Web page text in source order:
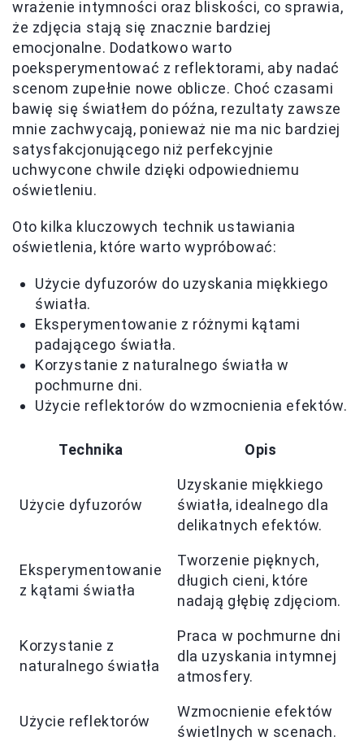
wrażenie intymności oraz bliskości, co sprawia,
że zdjęcia stają się znacznie bardziej
emocjonalne. Dodatkowo warto
poeksperymentować z reflektorami, aby nadać
scenom zupełnie nowe oblicze. Choć czasami
bawię się światłem do późna, rezultaty zawsze
mnie zachwycają, ponieważ nie ma nic bardziej
satysfakcjonującego niż perfekcyjnie
uchwycone chwile dzięki odpowiedniemu
oświetleniu.
Oto kilka kluczowych technik ustawiania
oświetlenia, które warto wypróbować:
Użycie dyfuzorów do uzyskania miękkiego
światła.
Eksperymentowanie z różnymi kątami
padającego światła.
Korzystanie z naturalnego światła w
pochmurne dni.
Użycie reflektorów do wzmocnienia efektów.
Technika Opis
Użycie dyfuzorów
Uzyskanie miękkiego
światła, idealnego dla
delikatnych efektów.
Eksperymentowanie
z kątami światła
Tworzenie pięknych,
długich cieni, które
nadają głębię zdjęciom.
Korzystanie z
naturalnego światła
Praca w pochmurne dni
dla uzyskania intymnej
atmosfery.
Użycie reflektorów
Wzmocnienie efektów
świetlnych w scenach.